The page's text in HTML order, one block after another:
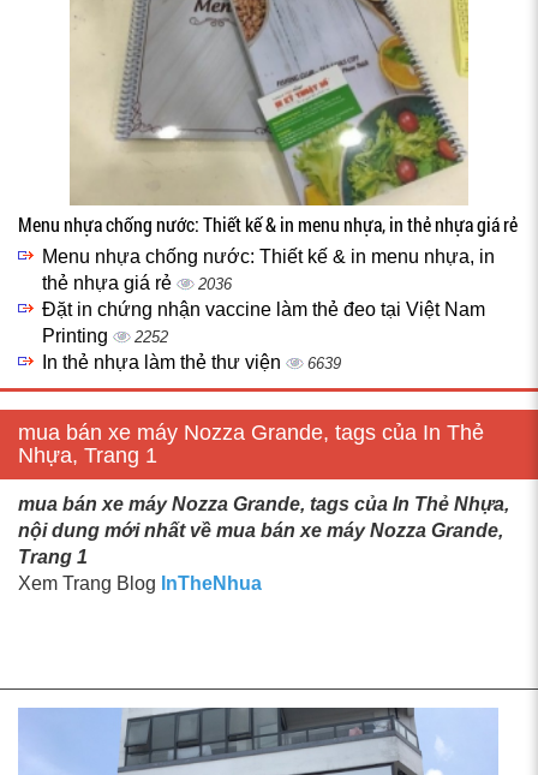
Menu nhựa chống nước: Thiết kế & in menu nhựa, in thẻ nhựa giá rẻ
Menu nhựa chống nước: Thiết kế & in menu nhựa, in
thẻ nhựa giá rẻ
2036
Đặt in chứng nhận vaccine làm thẻ đeo tại Việt Nam
Printing
2252
In thẻ nhựa làm thẻ thư viện 6639
mua bán xe máy Nozza Grande, tags của In Thẻ
Nhựa, Trang 1
mua bán xe máy Nozza Grande, tags của In Thẻ Nhựa,
nội dung mới nhất về mua bán xe máy Nozza Grande,
Trang 1
Xem Trang Blog InTheNhua